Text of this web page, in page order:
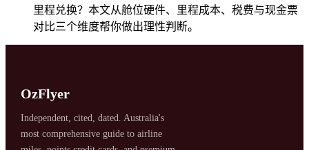
里程兑换？本文从舱位硬件、里程成本、税费与现金票
对比三个维度帮你做出理性判断。
OzFlyer
Independent, cited, dated. Australia's
most comprehensive guide to airline